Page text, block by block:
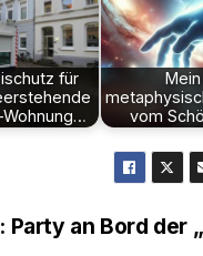
für
Mein
vom
Party an Bord der